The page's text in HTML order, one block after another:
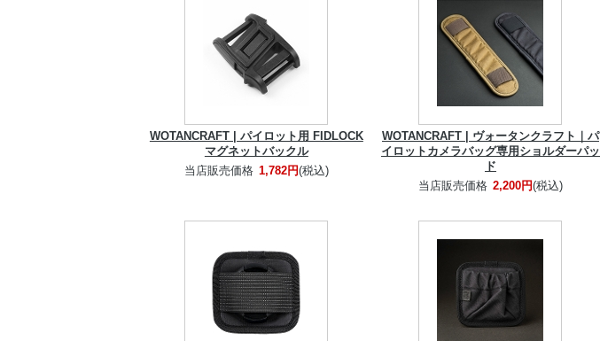
WOTANCRAFT | パイロット用 FIDLOCK
マグネットバックル
当店販売価格 1,782円(税込)
WOTANCRAFT | ヴォータンクラフト｜パ
イロットカメラバッグ専用ショルダーパッ
ド
当店販売価格 2,200円(税込)